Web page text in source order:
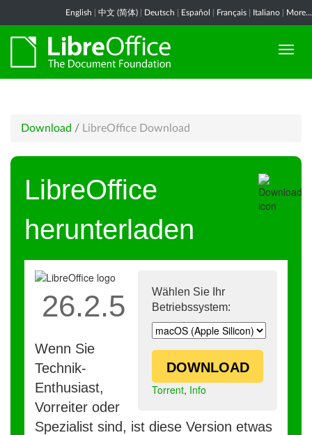
English 中文 (简体) Deutsch Español Français Italiano More...
Download / LibreOffice Download
LibreOffice
herunterladen
Wählen Sie Ihr
Betriebssystem:
DOWNLOAD
Torrent, Info
26.2.5
Wenn Sie
Technik-
Enthusiast,
Vorreiter oder
Spezialist sind, ist diese Version etwas